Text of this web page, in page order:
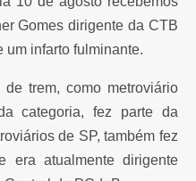
Gomes dirigente da CTB
um infarto fulminante.
trem, como metroviário
categoria, fez parte da
de SP, também fez
era atualmente dirigente